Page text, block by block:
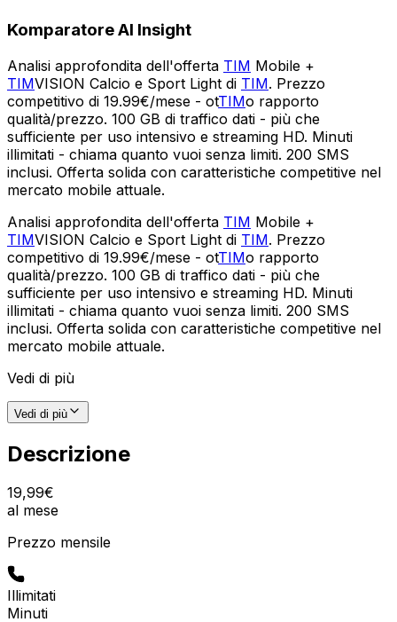
Komparatore AI Insight
Analisi approfondita dell'offerta TIM Mobile +
TIMVISION Calcio e Sport Light di TIM. Prezzo
competitivo di 19.99€/mese - otTIMo rapporto
qualità/prezzo. 100 GB di traffico dati - più che
sufficiente per uso intensivo e streaming HD. Minuti
illimitati - chiama quanto vuoi senza limiti. 200 SMS
inclusi. Offerta solida con caratteristiche competitive nel
mercato mobile attuale.
Analisi approfondita dell'offerta TIM Mobile +
TIMVISION Calcio e Sport Light di TIM. Prezzo
competitivo di 19.99€/mese - otTIMo rapporto
qualità/prezzo. 100 GB di traffico dati - più che
sufficiente per uso intensivo e streaming HD. Minuti
illimitati - chiama quanto vuoi senza limiti. 200 SMS
inclusi. Offerta solida con caratteristiche competitive nel
mercato mobile attuale.
Vedi di più
Vedi di più
Descrizione
19,99€
al mese
Prezzo mensile
Illimitati
Minuti